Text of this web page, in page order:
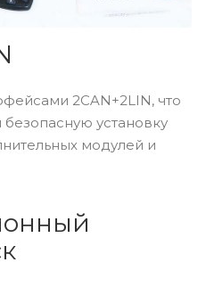
2CAN+2LIN, что
установку
модулей и